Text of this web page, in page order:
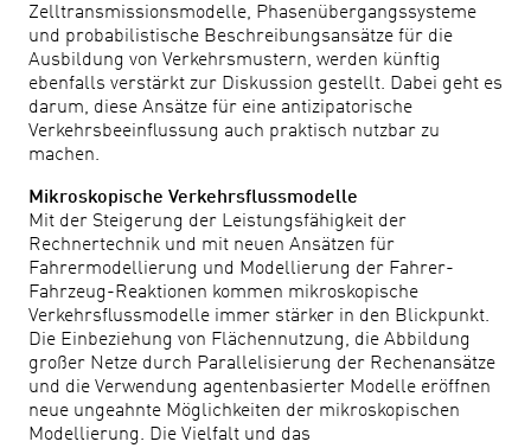
Zelltransmissionsmodelle, Phasenübergangssysteme
und probabilistische Beschreibungsansätze für die
Ausbildung von Verkehrsmustern, werden künftig
ebenfalls verstärkt zur Diskussion gestellt. Dabei geht es
darum, diese Ansätze für eine antizipatorische
Verkehrsbeeinflussung auch praktisch nutzbar zu
machen.
Mikroskopische Verkehrsflussmodelle
Mit der Steigerung der Leistungsfähigkeit der
Rechnertechnik und mit neuen Ansätzen für
Fahrermodellierung und Modellierung der Fahrer-
Fahrzeug-Reaktionen kommen mikroskopische
Verkehrsflussmodelle immer stärker in den Blickpunkt.
Die Einbeziehung von Flächennutzung, die Abbildung
großer Netze durch Parallelisierung der Rechenansätze
und die Verwendung agentenbasierter Modelle eröffnen
neue ungeahnte Möglichkeiten der mikroskopischen
Modellierung. Die Vielfalt und das